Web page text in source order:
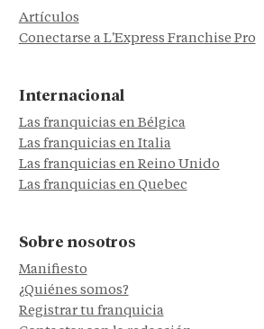
Artículos
Conectarse a L'Express Franchise Pro
Internacional
Las franquicias en Bélgica
Las franquicias en Italia
Las franquicias en Reino Unido
Las franquicias en Quebec
Sobre nosotros
Manifiesto
¿Quiénes somos?
Registrar tu franquicia